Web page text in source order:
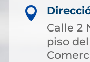

Calle 2
piso